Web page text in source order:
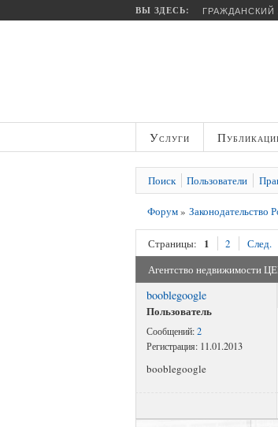
ВЫ ЗДЕСЬ: ГРАЖДАНСКИЙ
Услуги
Поиск Пользователи
Форум» Законодательство
Страницы: 1 2
След.
Агентство недвижимости
booblegoogle
Пользователь
Сообщений:2
Регистрация: 11.01.2013
booblegoogle